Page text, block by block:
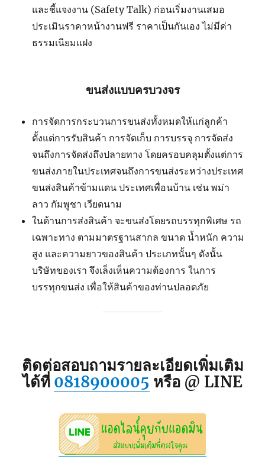
และชี้แจงงาน (Safety Talk) ก่อนเริ่มงานเสมอ
ประเมินราคาหน้างานฟรี ราคาเป็นกันเอง ไม่มีค่า
ธรรมเนียมแฝง
ขนส่งแบบครบวงจร
การจัดการกระบวนการขนส่งทั้งหมดให้แก่ลูกค้า
ตั้งแต่การรับสินค้า การจัดเก็บ การบรรจุ การจัดส่ง
จนถึงการจัดส่งถึงปลายทาง โดยครอบคลุมตั้งแต่การ
ขนส่งภายในประเทศจนถึงการขนส่งระหว่างประเทศ
ขนส่งสินค้าข้ามแดน ประเทศเพื่อนบ้าน เช่น พม่า
ลาว กัมพูชา เวียดนาม
ในด้านการส่งสินค้า จะขนส่งโดยรถบรรทุกพิเศษ รถ
เฉพาะทาง ตามมาตรฐานสากล ขนาด น้ำหนัก ความ
สูง และความยาวของสินค้า ประเภทนั้นๆ ดังนั้น
บริษัทของเรา จึงเล็งเห็นความต้องการ ในการ
บรรทุกขนส่ง เพื่อให้สินค้าของท่านปลอดภัย
ติดต่อสอบถามรายละเอียดเพิ่มเติม
ได้ที่ 0818900005 หรือ @ LINE